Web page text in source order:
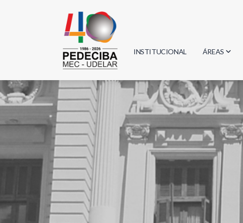
INSTITUCIONAL ÁREAS
Biología
Física
Geociencias
Informática
Matemática